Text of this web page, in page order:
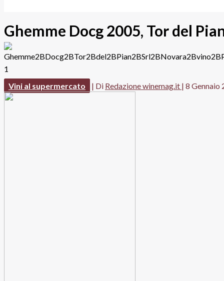
Ghemme Docg 2005, Tor del
Vini al supermercato | Di Redazione winemag.it | 8 Gennaio